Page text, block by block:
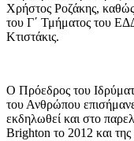
Χρήστος Ροζάκης, καθώς
του Γ΄ Τμήματος του
Κτιστάκις.
Ο Πρόεδρος του
του Ανθρώπου
εκδηλωθεί και στο
Brighton το 2012 και